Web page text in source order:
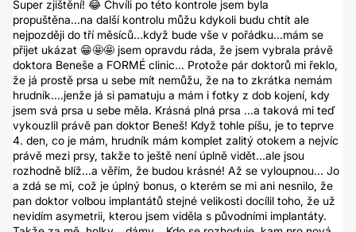
Super zjištění! 😂 Chvíli po této kontrole jsem byla
propuštěna...na další kontrolu můžu kdykoli budu chtít ale
nejpozději do tří měsíců...když bude vše v pořádku...mám se
přijet ukázat 😁🤩🤩 jsem opravdu ráda, že jsem vybrala právě
doktora Beneše a FORMÉ clinic... Protože pár doktorů mi řeklo,
že já prostě prsa u sebe mít nemůžu, že na to zkrátka nemám
hrudník....jenže já si pamatuju a mám i fotky z dob kojení, kdy
jsem svá prsa u sebe měla. Krásná plná prsa ...a taková mi teď
vykouzlil právě pan doktor Beneš! Když tohle píšu, je to teprve
4. den, co je mám, hrudník mám komplet zalitý otokem a nejvíc
právě mezi prsy, takže to ještě není úplně vidět...ale jsou
rozhodně blíž...a věřím, že budou krásné! Až se vyloupnou... Jo
a zdá se mi, což je úplný bonus, o kterém se mi ani nesnilo, že
pan doktor volbou implantátů stejné velikosti docílil toho, že už
nevidím asymetrii, kterou jsem viděla s původními implantáty.